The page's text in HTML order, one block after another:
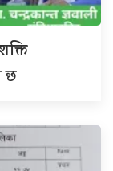
छ